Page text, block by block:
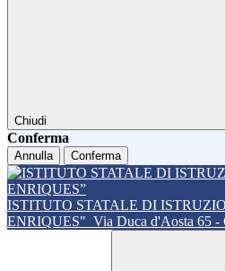
Chiudi
Conferma
Annulla Conferma
ISTITUTO STATALE DI
ENRIQUES" Via Duca d'Aosta 65 -